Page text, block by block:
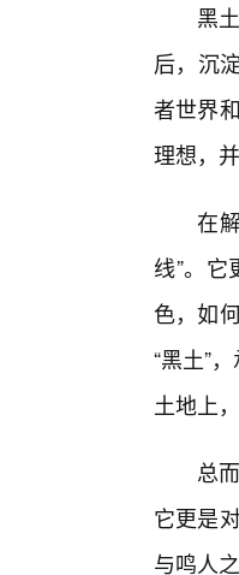
黑
后，沉
者世界
理想，
在
线”。
色，如
“黑土”
土地上
总
它更是
与鸣人